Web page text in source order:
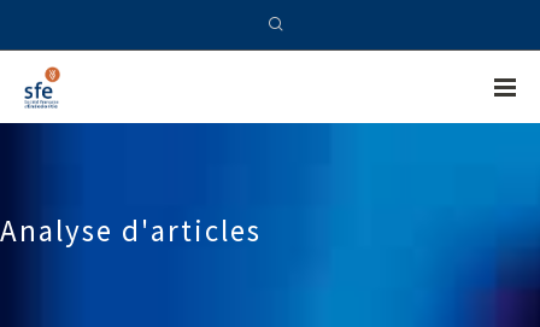
Analyse d'articles